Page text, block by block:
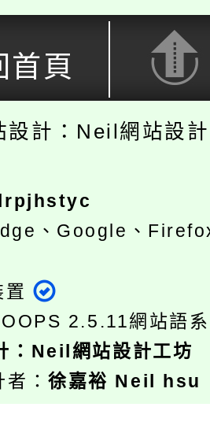
首頁
設計：Neil網站設
、Google、
置
2.5.11網站語
： Neil網站設計工坊
者：徐嘉裕 Neil hsu